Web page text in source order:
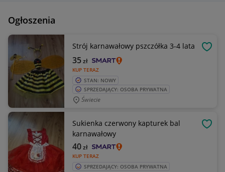
Ogłoszenia
Strój karnawałowy pszczółka 3-4 lata
KUP TERAZ
35zł
STAN: NOWY
SPRZEDAJĄCY: OSOBA PRYWATNA
Świecie
Sukienka czerwony kapturek bal
karnawałowy
KUP TERAZ
40zł
SPRZEDAJĄCY: OSOBA PRYWATNA